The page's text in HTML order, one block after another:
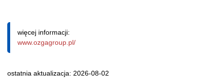
więcej informacji:
www.ozgagroup.pl/
ostatnia aktualizacja: 2026-08-02